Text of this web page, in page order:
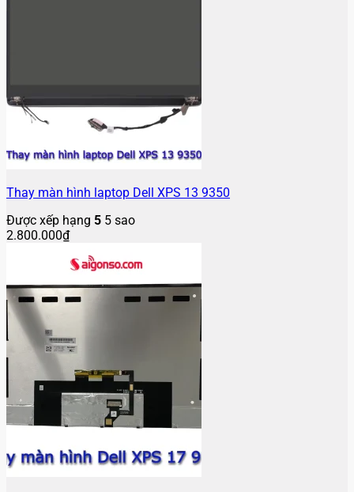
Thay màn hình laptop Dell XPS 13 9350
Được xếp hạng 5 5 sao
2.800.000₫